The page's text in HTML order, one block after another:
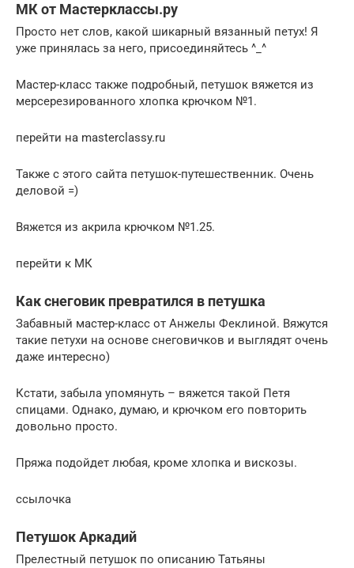
МК от Мастерклассы.ру
Просто нет слов, какой шикарный вязанный петух! Я
уже принялась за него, присоединяйтесь ^_^
Мастер-класс также подробный, петушок вяжется из
мерсерезированного хлопка крючком №1.
перейти на masterclassy.ru
Также с этого сайта петушок-путешественник. Очень
деловой =)
Вяжется из акрила крючком №1.25.
перейти к МК
Как снеговик превратился в петушка
Забавный мастер-класс от Анжелы Феклиной. Вяжутся
такие петухи на основе снеговичков и выглядят очень
даже интересно)
Кстати, забыла упомянуть – вяжется такой Петя
спицами. Однако, думаю, и крючком его повторить
довольно просто.
Пряжа подойдет любая, кроме хлопка и вискозы.
ссылочка
Петушок Аркадий
Прелестный петушок по описанию Татьяны